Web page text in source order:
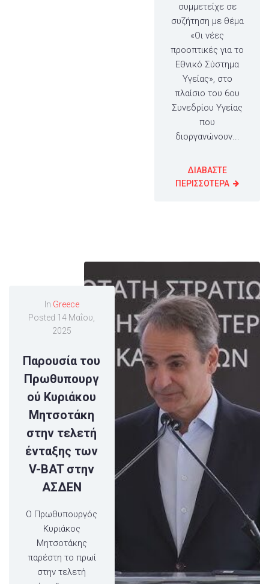
συμμετείχε σε
συζήτηση με θέμα
«Οι νέες
προοπτικές για το
Εθνικό Σύστημα
Υγείας», στο
πλαίσιο του 6ου
Συνεδρίου Υγείας
που
διοργανώνουν...
ΔΙΑΒΑΣΤΕ
ΠΕΡΙΣΣΟΤΕΡΑ
In Greece
Posted 14 Μαΐου,
2025
Παρουσία του
Πρωθυπουργ
ού Κυριάκου
Μητσοτάκη
στην τελετή
ένταξης των
V-BAT στην
ΑΣΔΕΝ
Ο Πρωθυπουργός
Κυριάκος
Μητσοτάκης
παρέστη το πρωί
στην τελετή